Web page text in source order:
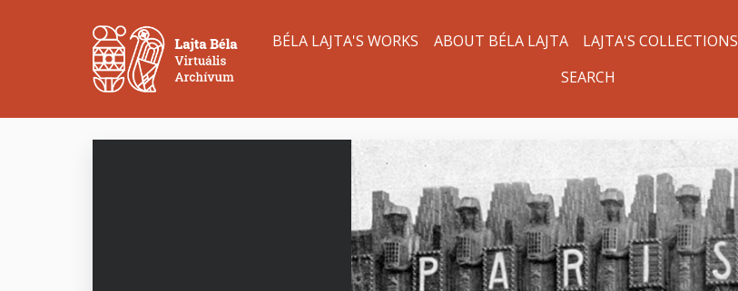
Main
BÉLA LAJTA'S WORKS ABOUT BÉLA LAJTA LAJTA'S COLLECTIONS
SEARCH